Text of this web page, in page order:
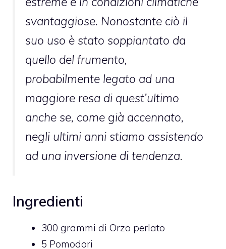
svantaggiose. Nonostante ciò il
suo uso è stato soppiantato da
quello del frumento,
probabilmente legato ad una
maggiore resa di quest’ultimo
anche se, come già accennato,
negli ultimi anni stiamo assistendo
ad una inversione di tendenza.
Ingredienti
300 grammi di Orzo perlato
5 Pomodori